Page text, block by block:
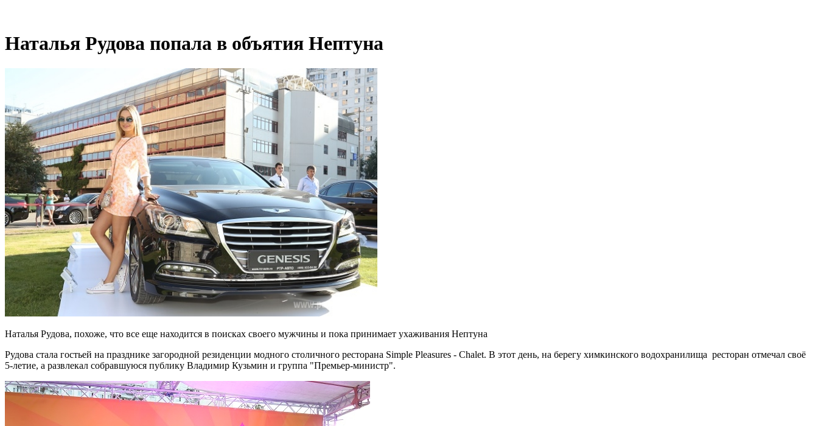
Наталья Рудова попала в объятия Нептуна
Наталья Рудова, похоже, что все еще находится в поисках своего мужчины и пока принимает ухаживания Нептуна
Рудова стала гостьей на празднике загородной резиденции модного столичного ресторана Simple Pleasures - Chalet. В этот день, на берегу химкинского водохранилища ресторан отмечал своё
5-летие, а развлекал собравшуюся публику Владимир Кузьмин и группа "Премьер-министр".